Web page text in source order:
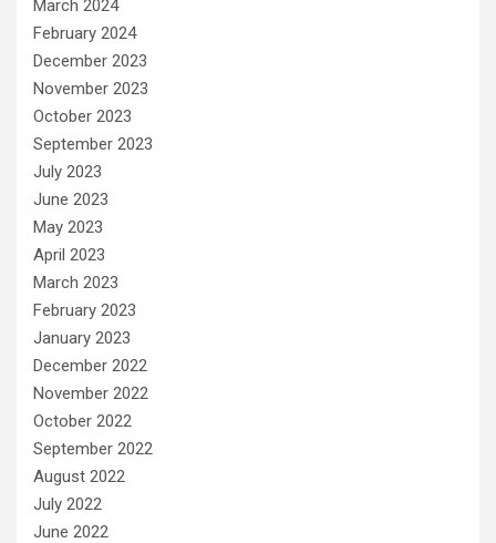
March 2024
February 2024
December 2023
November 2023
October 2023
September 2023
July 2023
June 2023
May 2023
April 2023
March 2023
February 2023
January 2023
December 2022
November 2022
October 2022
September 2022
August 2022
July 2022
June 2022